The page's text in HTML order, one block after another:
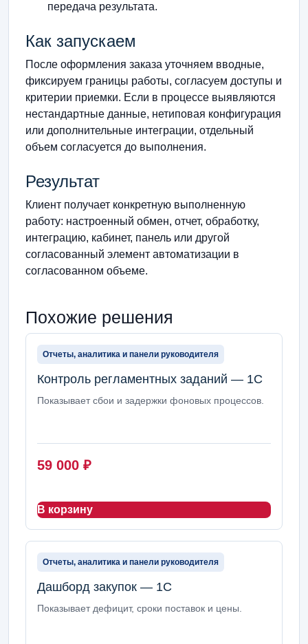
передача результата.
Как запускаем
После оформления заказа уточняем вводные,
фиксируем границы работы, согласуем доступы и
критерии приемки. Если в процессе выявляются
нестандартные данные, нетиповая конфигурация
или дополнительные интеграции, отдельный
объем согласуется до выполнения.
Результат
Клиент получает конкретную выполненную
работу: настроенный обмен, отчет, обработку,
интеграцию, кабинет, панель или другой
согласованный элемент автоматизации в
согласованном объеме.
Похожие решения
Отчеты, аналитика и панели руководителя
Контроль регламентных заданий — 1С
Показывает сбои и задержки фоновых процессов.
59 000 ₽
В корзину
Отчеты, аналитика и панели руководителя
Дашборд закупок — 1С
Показывает дефицит, сроки поставок и цены.